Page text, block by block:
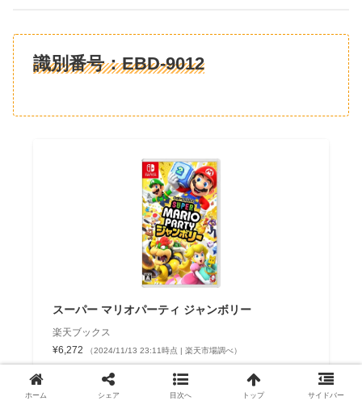
識別番号：EBD-9012
スーパー マリオパーティ ジャンボリー
楽天ブックス
¥6,272
（2024/11/13 23:11時点 | 楽天市場調べ）
Amazon
ホーム シェア 目次へ トップ サイドバー